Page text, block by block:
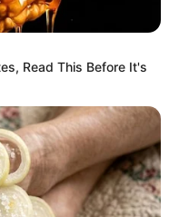
Read This Before It's